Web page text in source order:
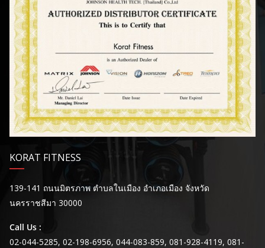
KORAT FITNESS
139-141 ถนนมิตรภาพ ตำบลในเมือง อำเภอเมือง จังหวัด
นครราชสีมา 30000
Call Us :
02-044-5285, 02-198-6956, 044-083-859, 081-928-4119, 081-